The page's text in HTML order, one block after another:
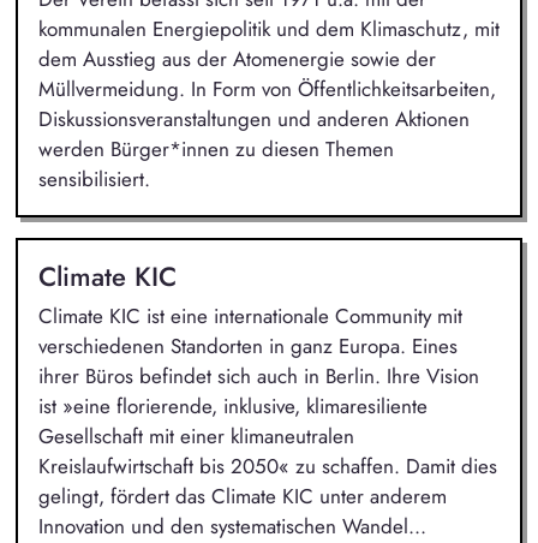
kommunalen Energiepolitik und dem Klimaschutz, mit
dem Ausstieg aus der Atomenergie sowie der
Müllvermeidung. In Form von Öffentlichkeitsarbeiten,
Diskussionsveranstaltungen und anderen Aktionen
werden Bürger*innen zu diesen Themen
sensibilisiert.
Climate KIC
Climate KIC ist eine internationale Community mit
verschiedenen Standorten in ganz Europa. Eines
ihrer Büros befindet sich auch in Berlin. Ihre Vision
ist »eine florierende, inklusive, klimaresiliente
Gesellschaft mit einer klimaneutralen
Kreislaufwirtschaft bis 2050« zu schaffen. Damit dies
gelingt, fördert das Climate KIC unter anderem
Innovation und den systematischen Wandel...